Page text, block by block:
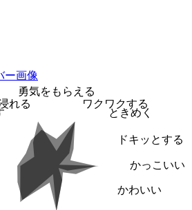
勇気をもらえる
ワクワクする
ときめく
ドキッとする
かっこいい
かわいい
れる